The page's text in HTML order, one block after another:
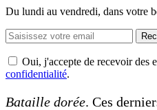
Du lundi au vendredi, dans votre
Oui, j'accepte de recevoir des
confidentialité.
Bataille dorée. Ces